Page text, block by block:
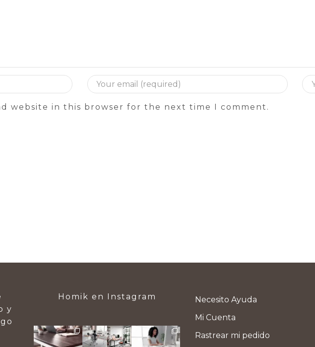
website in this browser for the next time I comment.
y
Homik en Instagram
Necesito Ayuda
Mi Cuenta
Rastrear mi pedido